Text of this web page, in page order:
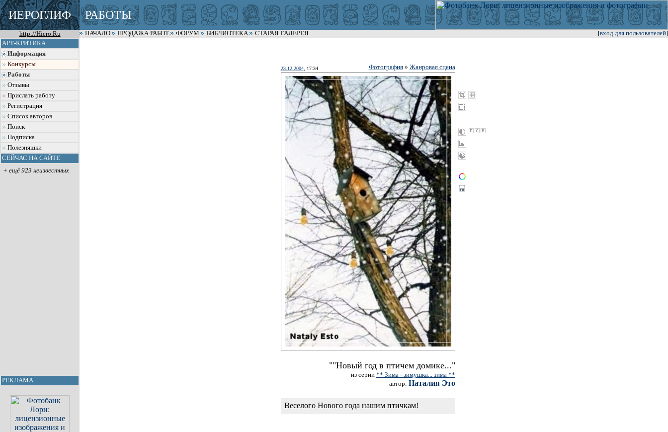
ИЕРОГЛИФ РАБОТЫ
http://Hiero.Ru [вход для пользователей]
НАЧАЛО ПРОДАЖА РАБОТ ФОРУМ БИБЛИОТЕКА
СТАРАЯ ГАЛЕРЕЯ
АРТ-КРИТИКА
Информация
Конкурсы
Работы
Отзывы
Прислать работу
Регистрация
Список авторов
Поиск
Подписка
Полезняшки
СЕЙЧАС НА САЙТЕ
+ ещё 923 неизвестных
РЕКЛАМА
23.12.2004, 17:34 Фотография» Жанровая сцена
""Новый год в птичем домике..."
из серии ** Зима - зимушка... зима **
автор: Наталия Это
Веселого Нового года нашим птичкам!